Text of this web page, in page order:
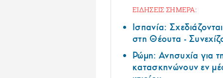
ΕΙΔΗΣΕΙΣ ΣΗΜΕΡΑ:
Ισπανία:
στη Θέουτα -
Ρώμη: Ανησυχία για
κατασκηνώνουν εν